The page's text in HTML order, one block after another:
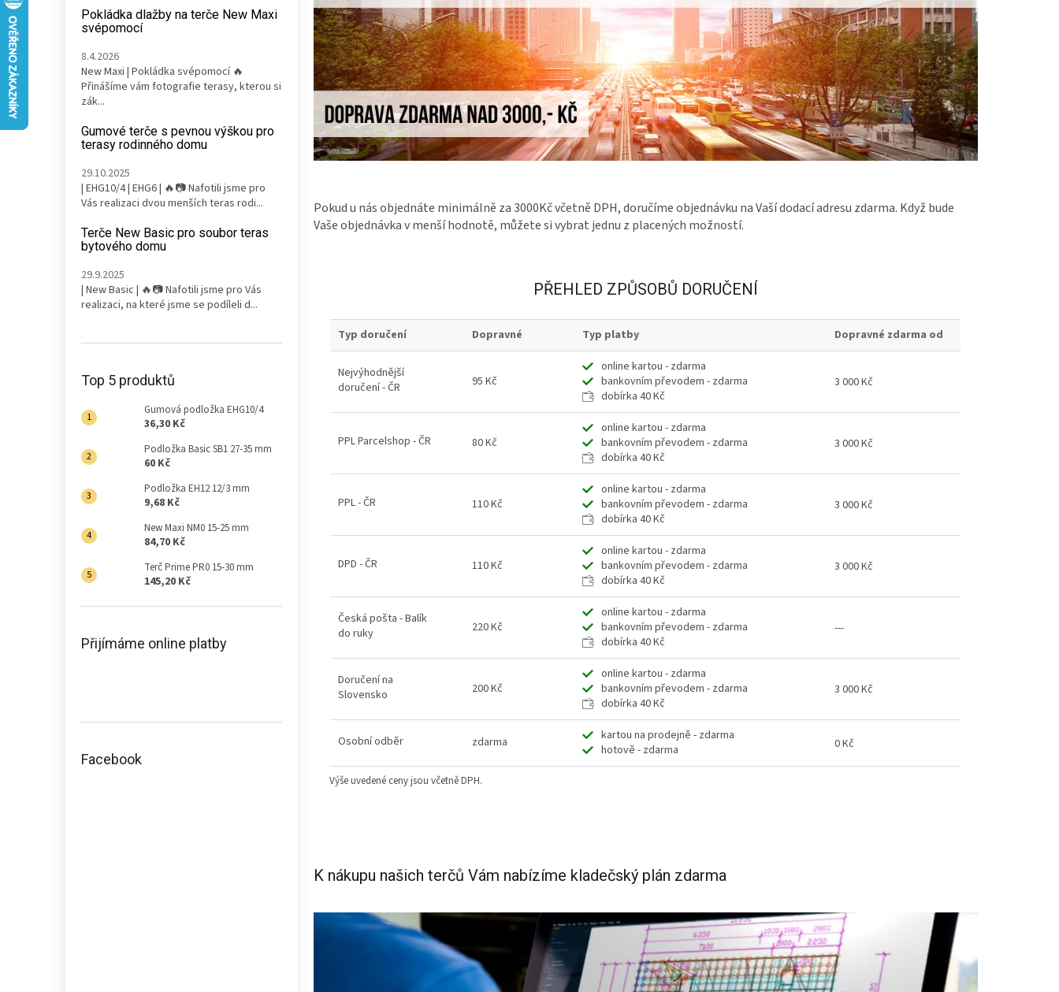
Pokládka dlažby na terče New Maxi
svépomocí
8.4.2026
New Maxi | Pokládka svépomocí 🔥
Přinášíme vám fotografie terasy, kterou si
zák...
Gumové terče s pevnou výškou pro
terasy rodinného domu
29.10.2025
| EHG10/4 | EHG6 | 🔥📷 Nafotili jsme pro
Vás realizaci dvou menších teras rodi...
Terče New Basic pro soubor teras
bytového domu
29.9.2025
| New Basic | 🔥📷 Nafotili jsme pro Vás
realizaci, na které jsme se podíleli d...
Top 5 produktů
Gumová podložka EHG10/4
36,30 Kč
Podložka Basic SB1 27-35 mm
60 Kč
Podložka EH12 12/3 mm
9,68 Kč
New Maxi NM0 15-25 mm
84,70 Kč
Terč Prime PR0 15-30 mm
145,20 Kč
Přijímáme online platby
Facebook
Pokud u nás objednáte minimálně za 3000Kč včetně DPH, doručíme objednávku na Vaší dodací adresu zdarma. Když bude
Vaše objednávka v menší hodnotě, můžete si vybrat jednu z placených možností.
PŘEHLED ZPŮSOBŮ DORUČENÍ
Typ doručení Dopravné Typ platby Dopravné zdarma od
Nejvýhodnější
doručení - ČR
95 Kč
online kartou - zdarma
bankovním převodem - zdarma
dobírka 40 Kč
3 000 Kč
PPL Parcelshop - ČR 80 Kč
online kartou - zdarma
bankovním převodem - zdarma
dobírka 40 Kč
3 000 Kč
PPL - ČR 110 Kč
online kartou - zdarma
bankovním převodem - zdarma
dobírka 40 Kč
3 000 Kč
DPD - ČR 110 Kč
online kartou - zdarma
bankovním převodem - zdarma
dobírka 40 Kč
3 000 Kč
Česká pošta - Balík
do ruky
220 Kč
online kartou - zdarma
bankovním převodem - zdarma
dobírka 40 Kč
---
Doručení na
Slovensko
200 Kč
online kartou - zdarma
bankovním převodem - zdarma
dobírka 40 Kč
3 000 Kč
Osobní odběr zdarma
kartou na prodejně - zdarma
hotově - zdarma
0 Kč
Výše uvedené ceny jsou včetně DPH.
K nákupu našich terčů Vám nabízíme kladečský plán zdarma